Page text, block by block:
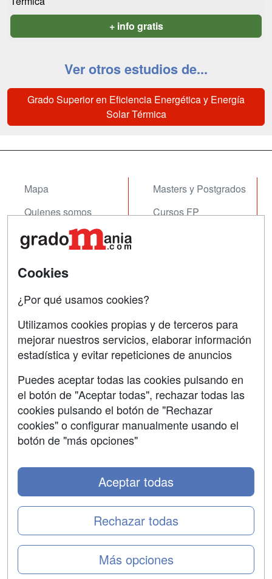
+ info gratis
Ver otros estudios de...
Grado Superior en Eficiencia Energética y Energía
Solar Térmica
Mapa
Quienes somos
Tarifas publicidad
Acceso Centros
Masters y Postgrados
Cursos FP
Contactar
Confidencialidad
Aviso legal
Copyleft
Cookies
¿Por qué usamos cookies?
Utilizamos cookies propias y de terceros para
mejorar nuestros servicios, elaborar información
estadística y evitar repeticiones de anuncios
Puedes aceptar todas las cookies pulsando en
el botón de "Aceptar todas", rechazar todas las
cookies pulsando el botón de "Rechazar
cookies" o configurar manualmente usando el
botón de "más opciones"
Más opciones
Rechazar todas
Aceptar todas